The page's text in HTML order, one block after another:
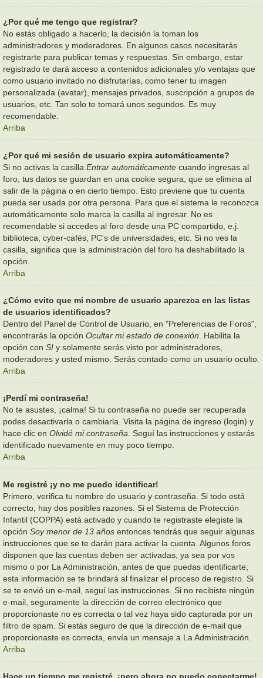
¿Por qué me tengo que registrar?
No estás obligado a hacerlo, la decisión la toman los
administradores y moderadores. En algunos casos necesitarás
registrarte para publicar temas y respuestas. Sin embargo, estar
registrado te dará acceso a contenidos adicionales y/o ventajas que
como usuario invitado no disfrutarías, como tener tu imagen
personalizada (avatar), mensajes privados, suscripción a grupos de
usuarios, etc. Tan solo te tomará unos segundos. Es muy
recomendable.
Arriba
¿Por qué mi sesión de usuario expira automáticamente?
Si no activas la casilla Entrar automáticamente cuando ingresas al
foro, tus datos se guardan en una cookie segura, que se elimina al
salir de la página o en cierto tiempo. Esto previene que tu cuenta
pueda ser usada por otra persona. Para que el sistema le reconozca
automáticamente solo marca la casilla al ingresar. No es
recomendable si accedes al foro desde una PC compartido, e.j.
biblioteca, cyber-cafés, PC's de universidades, etc. Si no ves la
casilla, significa que la administración del foro ha deshabilitado la
opción.
Arriba
¿Cómo evito que mi nombre de usuario aparezca en las listas
de usuarios identificados?
Dentro del Panel de Control de Usuario, en "Preferencias de Foros",
encontrarás la opción Ocultar mi estado de conexión . Habilita la
opción con SI y solamente serás visto por administradores,
moderadores y usted mismo. Serás contado como un usuario oculto.
Arriba
¡Perdí mi contraseña!
No te asustes, ¡calma! Si tu contraseña no puede ser recuperada
podes desactivarla o cambiarla. Visita la página de ingreso (login) y
hace clic en Olvidé mi contraseña. Seguí las instrucciones y estarás
identificado nuevamente en muy poco tiempo.
Arriba
Me registré ¡y no me puedo identificar!
Primero, verifica tu nombre de usuario y contraseña. Si todo está
correcto, hay dos posibles razones. Si el Sistema de Protección
Infantil (COPPA) está activado y cuando te registraste elegiste la
opción Soy menor de 13 años entonces tendrás que seguir algunas
instrucciones que se te darán para activar la cuenta. Algunos foros
disponen que las cuentas deben ser activadas, ya sea por vos
mismo o por La Administración, antes de que puedas identificarte;
esta información se te brindará al finalizar el proceso de registro. Si
se te envió un e-mail, seguí las instrucciones. Si no recibiste ningún
e-mail, seguramente la dirección de correo electrónico que
proporcionaste no es correcta o tal vez haya sido capturada por un
filtro de spam. Si estás seguro de que la dirección de e-mail que
proporcionaste es correcta, envía un mensaje a La Administración.
Arriba